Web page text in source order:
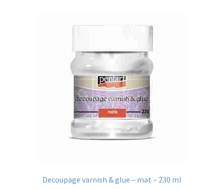
Decoupage varnish & glue – mat – 230 ml